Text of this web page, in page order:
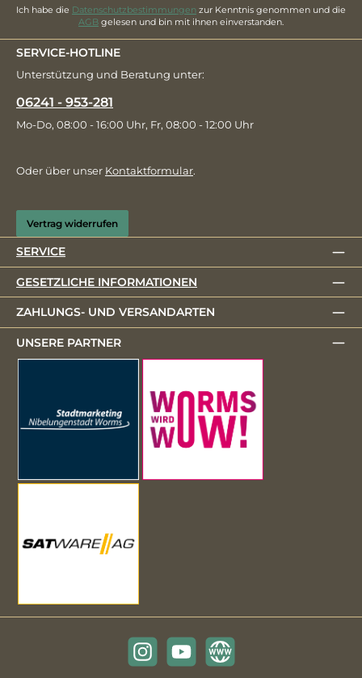
Ich habe die Datenschutzbestimmungen zur Kenntnis genommen und die
AGB gelesen und bin mit ihnen einverstanden.
SERVICE-HOTLINE
Unterstützung und Beratung unter:
06241 - 953-281
Mo-Do, 08:00 - 16:00 Uhr, Fr, 08:00 - 12:00 Uhr
Oder über unser Kontaktformular.
Vertrag widerrufen
SERVICE
GESETZLICHE INFORMATIONEN
ZAHLUNGS- UND VERSANDARTEN
UNSERE PARTNER
Instagram YouTube Website